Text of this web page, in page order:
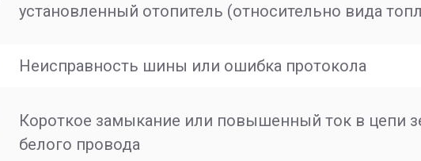
установленный отопитель (относительно вида
Неисправность шины или ошибка протокола
Короткое замыкание или повышенный ток в цепи
белого провода